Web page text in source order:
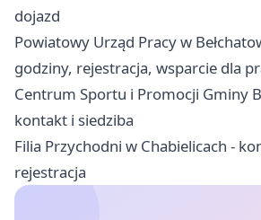
dojazd
Powiatowy Urząd Pracy w
godziny, rejestracja, wsparcie dla
Centrum Sportu i Promocji Gminy
kontakt i siedziba
Filia Przychodni w Chabielicach -
rejestracja